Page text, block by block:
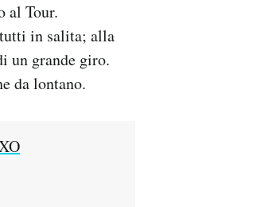
al Tour.
in salita; alla
un grande giro.
da lontano.